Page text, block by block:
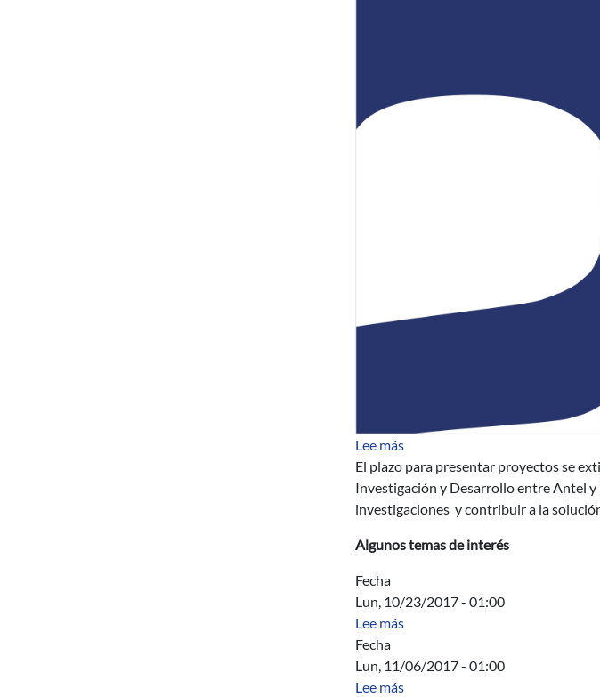
Lee mássobre Llamado: proyectos
El plazo para presentar proyectos se
Investigación y Desarrollo entre Antel y
investigaciones y contribuir a la
Algunos temas de interés
Fecha
Lun, 10/23/2017 - 01:00
Lee mássobre Acta Directiva
Fecha
Lun, 11/06/2017 - 01:00
Lee mássobre Acta Directiva